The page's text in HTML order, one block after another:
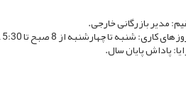
مدیر بازرگانی خارجی.
کاری: شنبه تا چهارشنبه از 8 صبح تا 5:30 عصر.
پاداش پایان سال.